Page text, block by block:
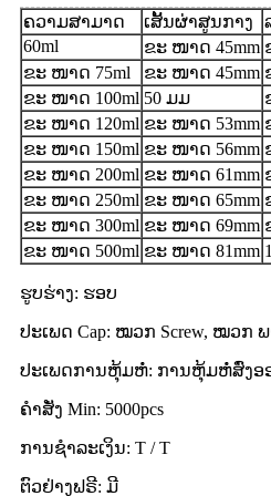
ຄວາມສາມາດ ເສັ້ນຜ່າສູນກາງ
60ml
ຂະ ໜາດ 45mm
ຂະ ໜາດ 75ml
ຂະ ໜາດ 45mm
ຂະ ໜາດ 100ml 50 ມມ
ຂະ ໜາດ 120ml ຂະ ໜາດ 53mm
ຂະ ໜາດ 150ml ຂະ ໜາດ 56mm
ຂະ ໜາດ 200ml ຂະ ໜາດ 61mm
ຂະ ໜາດ 250ml ຂະ ໜາດ 65mm
ຂະ ໜາດ 300ml ຂະ ໜາດ 69mm
ຂະ ໜາດ 500ml ຂະ ໜາດ 81mm
ຮູບຮ່າງ: ຮອບ
ປະເພດ Cap: ໝວກ Screw, ໝວກ
ປະເພດການຫຸ້ມຫໍ່: ການຫຸ້ມຫໍ່ສົ່ງອ
ຄໍາສັ່ງ Min: 5000pcs
ການຊໍາລະເງິນ: T / T
ຕົວຢ່າງຟຣີ: ມີ